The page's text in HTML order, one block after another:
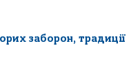
заборон, традиції